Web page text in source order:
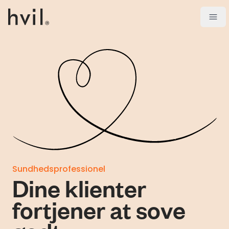
Sundhedsprofessionel
Dine klienter
fortjener at sove